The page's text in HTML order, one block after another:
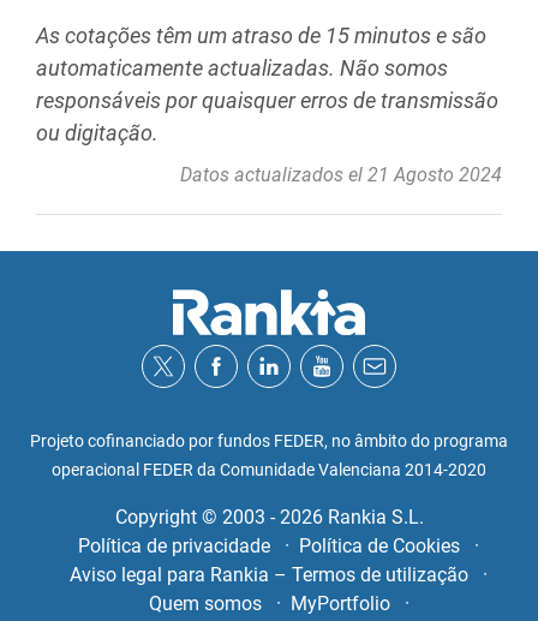
As cotações têm um atraso de 15 minutos e são
automaticamente actualizadas. Não somos
responsáveis por quaisquer erros de transmissão
ou digitação.
Datos actualizados el 21 Agosto 2024
Projeto cofinanciado por fundos FEDER, no âmbito do programa
operacional FEDER da Comunidade Valenciana 2014-2020
Copyright © 2003 - 2026 Rankia S.L.
Política de privacidade
Política de Cookies
Aviso legal para Rankia – Termos de utilização
Quem somos
MyPortfolio